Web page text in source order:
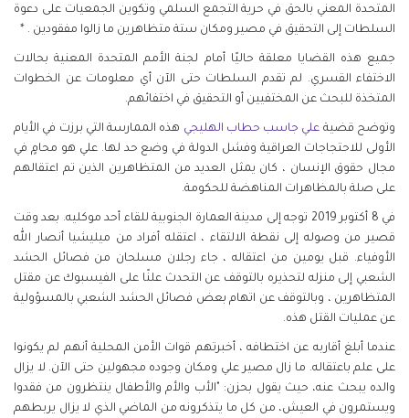
المتحدة المعني بالحق في حرية التجمع السلمي وتكوين الجمعيات على دعوة
السلطات إلى التحقيق في مصير ومكان ستة متظاهرين ما زالوا مفقودين . *
جميع هذه القضايا معلقة حاليًا أمام لجنة الأمم المتحدة المعنية بحالات
الاختفاء القسري. لم تقدم السلطات حتى الآن أي معلومات عن الخطوات
المتخذة للبحث عن المختفيين أو التحقيق في اختفائهم.
وتوضح قضية علي جاسب حطاب الهليجي هذه الممارسة التي برزت في الأيام
الأولى للاحتجاجات العراقية وفشل الدولة في وضع حد لها. علي هو محامٍ في
مجال حقوق الإنسان ، كان يمثل العديد من المتظاهرين الذين تم اعتقالهم
على صلة بالمظاهرات المناهضة للحكومة.
في 8 أكتوبر 2019 توجه إلى مدينة العمارة الجنوبية للقاء أحد موكليه. بعد وقت
قصير من وصوله إلى نقطة الالتقاء ، اعتقله أفراد من ميليشيا أنصار الله
الأوفياء. قبل يومين من اعتقاله ، جاء رجلان مسلحان من فصائل الحشد
الشعبي إلى منزله لتحذيره بالتوقف عن التحدث علنًا على الفيسبوك عن مقتل
المتظاهرين ، وبالتوقف عن اتهام بعض فصائل الحشد الشعبي بالمسؤولية
عن عمليات القتل هذه.
عندما أبلغ أقاربه عن اختطافه ، أخبرتهم قوات الأمن المحلية أنهم لم يكونوا
على علم باعتقاله. ما زال مصير علي ومكان وجوده مجهولين حتى الآن. لا يزال
والده يبحث عنه، حيث يقول بحزن: "الأب والأم والأطفال ينتظرون من فقدوا
ويستمرون في العيش، من كل ما يتذكرونه من الماضي الذي لا يزال يربطهم